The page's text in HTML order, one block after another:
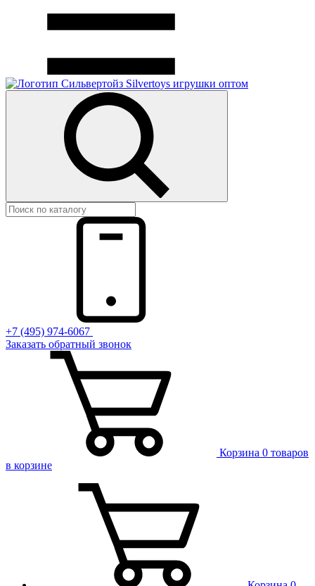
+7 (495) 974-6067
Заказать обратный звонок
Корзина 0 товаров
в корзине